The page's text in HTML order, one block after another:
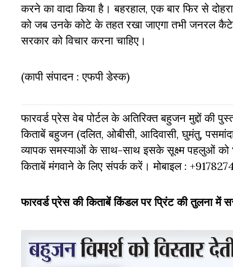
करने का वादा किया है। बहरहाल, एक बार फिर से
को जब उनके कोटे के तहत रखा जाएगा तभी जनरल
सरकार को विचार करना चाहिए।
(कापी संपादन : एफपी डेस्क)
फारवर्ड प्रेस वेब पोर्टल के अतिरिक्‍त बहुजन मुद्दों की
किताबें बहुजन (दलित, ओबीसी, आदिवासी, घुमंतु,
व्‍यापक समस्‍याओं के साथ-साथ इसके सूक्ष्म पहलुओं को
किताबें मंगवाने के लिए संपर्क करें। मोबाइल :
फारवर्ड प्रेस की किताबें किंडल पर प्रिंट की तुलना